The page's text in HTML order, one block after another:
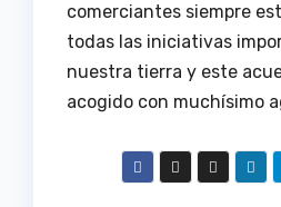
comerciantes siempre
todas las iniciativas
nuestra tierra y este
acogido con muchísimo